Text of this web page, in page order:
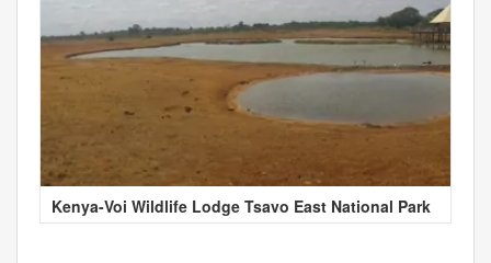
Kenya-Voi Wildlife Lodge Tsavo East National Park